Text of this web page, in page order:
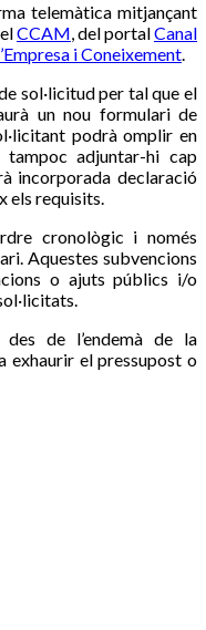
telemàtica mitjançant
CCAM, del portalCanal
i Coneixement.
sol·licitud per tal que el
un nou formulari de
podrà omplir en
tampoc adjuntar-hi cap
incorporada declaració
els requisits.
cronològic i només
Aquestes subvencions
o ajuts públics i/o
de l’endemà de la
exhaurir el pressupost o